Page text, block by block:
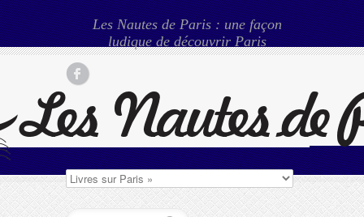
Les Nautes de Paris : une façon
ludique de découvrir Paris